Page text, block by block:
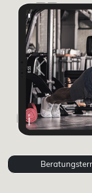
Previous